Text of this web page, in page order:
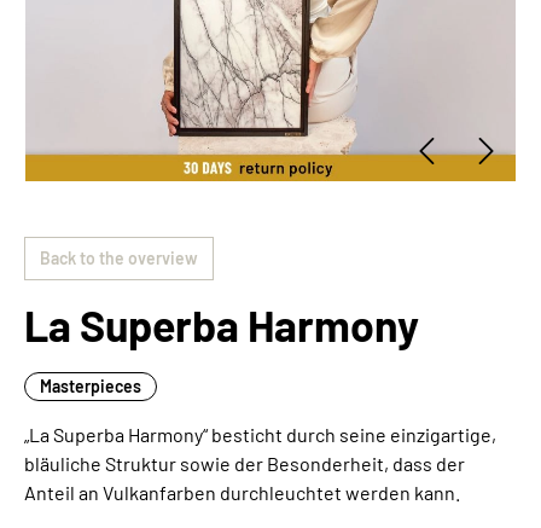
Back to the overview
La Superba Harmony
Masterpieces
„La Superba Harmony“ besticht durch seine einzigartige,
bläuliche Struktur sowie der Besonderheit, dass der
Anteil an Vulkanfarben durchleuchtet werden kann.